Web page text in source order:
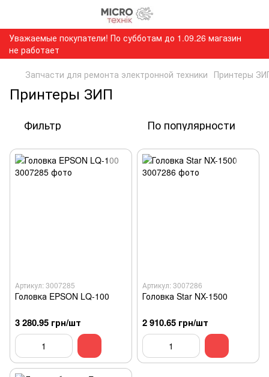
Уважаемые покупатели! По субботам до 1.09.26 магазин
не работает
Запчасти для ремонта электронной техники Принтеры
Принтеры ЗИП
Фильтр По популярности
Артикул: 3007285
Головка EPSON LQ-100
3 280.95 грн/шт
Артикул: 3007286
Головка Star NX-1500
2 910.65 грн/шт